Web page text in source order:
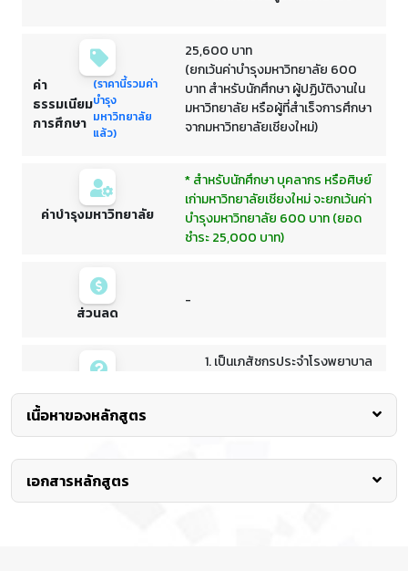
ค่า
ธรรมเนียม
การศึกษา
(ราคานี้รวมค่า
บำรุง
มหาวิทยาลัย
แล้ว)
25,600 บาท
(ยกเว้นค่าบำรุงมหาวิทยาลัย 600
บาท สำหรับนักศึกษา ผู้ปฏิบัติงานใน
มหาวิทยาลัย หรือผู้ที่สำเร็จการศึกษา
จากมหาวิทยาลัยเชียงใหม่)
ค่าบำรุงมหาวิทยาลัย
* สำหรับนักศึกษา บุคลากร หรือศิษย์
เก่ามหาวิทยาลัยเชียงใหม่ จะยกเว้นค่า
บำรุงมหาวิทยาลัย 600 บาท (ยอด
ชำระ 25,000 บาท)
ส่วนลด
-
เงื่อนไขการรับสมัคร
เป็นเภสัชกรประจำโรงพยาบาล
เวลา 2 ปีก่อนจะสมัครเข้ารับ
การอบรม
มีประสบการณ์ในการปฏิบัติงาน
เนื้อหาของหลักสูตร
โรคมะเร็งเป็นปัญหาสำคัญอันดับต้นต่อระบบสาธารณสุขของทั่ว
โลก ทำให้เกิดความสูญเสียทั้งชีวิตและส่งผลกระทบต่อเศรษฐกิจ
เอกสารหลักสูตร